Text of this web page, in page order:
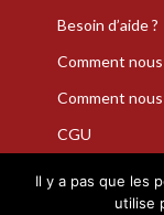
Besoin d’aide ?
Comment
Comment
CGU
Il y a pas que les
utilise